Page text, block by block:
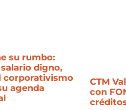
su rumbo:
digno,
corporativismo
agenda
CTM
con